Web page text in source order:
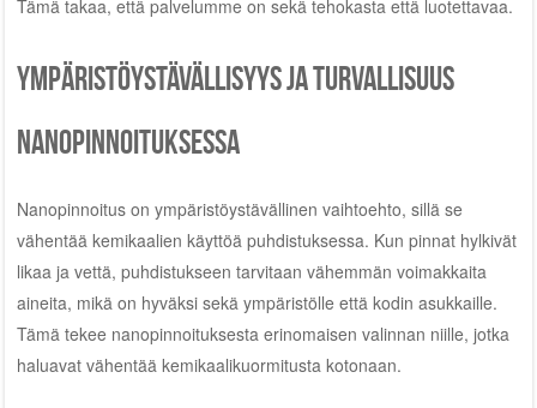
Tämä takaa, että palvelumme on sekä tehokasta että luotettavaa.
Ympäristöystävällisyys ja turvallisuus
nanopinnoituksessa
Nanopinnoitus on ympäristöystävällinen vaihtoehto, sillä se
vähentää kemikaalien käyttöä puhdistuksessa. Kun pinnat hylkivät
likaa ja vettä, puhdistukseen tarvitaan vähemmän voimakkaita
aineita, mikä on hyväksi sekä ympäristölle että kodin asukkaille.
Tämä tekee nanopinnoituksesta erinomaisen valinnan niille, jotka
haluavat vähentää kemikaalikuormitusta kotonaan.